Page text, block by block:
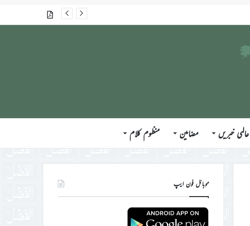
گذشتہ شمارے
عالمی خبریں مضامین منظوم کلام
موبائل فون ایپ